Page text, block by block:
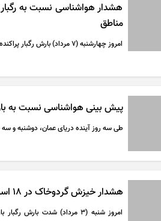
هشدار هواشناسی نسبت به
مناطق
امروز چهارشنبه (۷ مرداد) بارش رگبار پراکنده در سواحل دریای خزر و دامنه‌های جنوبی البرز پیش‌بینی می‌شود.
پیش بینی هواشناسی نسبت به
طی سه روز آینده دریای عمان، دوشنبه و
هشدار خیزش گردوخاک در ۱۸ استان/ تهران دوباره ۴۰ درجه‌ای می‌شود
امروز شنبه (۳ مرداد) شدت